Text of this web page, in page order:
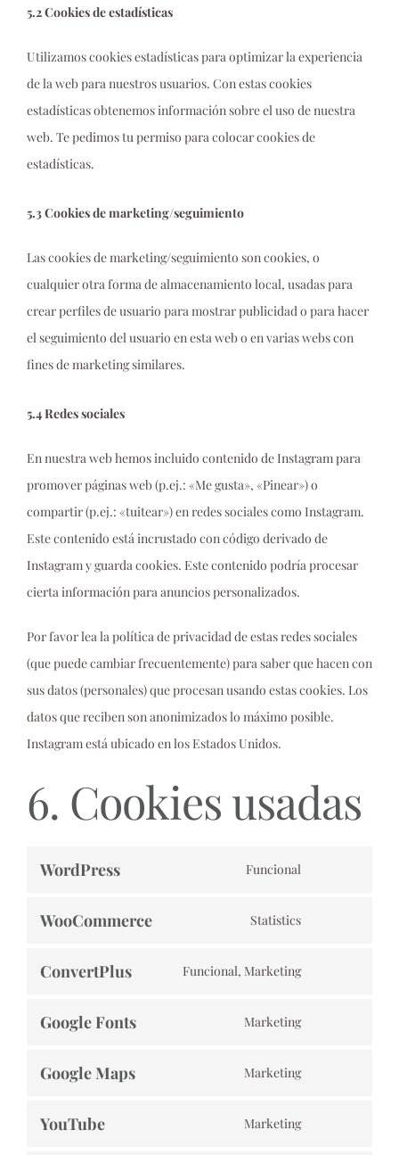
5.2 Cookies de estadísticas
Utilizamos cookies estadísticas para optimizar la experiencia
de la web para nuestros usuarios. Con estas cookies
estadísticas obtenemos información sobre el uso de nuestra
web. Te pedimos tu permiso para colocar cookies de
estadísticas.
5.3 Cookies de marketing/seguimiento
Las cookies de marketing/seguimiento son cookies, o
cualquier otra forma de almacenamiento local, usadas para
crear perfiles de usuario para mostrar publicidad o para hacer
el seguimiento del usuario en esta web o en varias webs con
fines de marketing similares.
5.4 Redes sociales
En nuestra web hemos incluido contenido de Instagram para
promover páginas web (p.ej.: «Me gusta», «Pinear») o
compartir (p.ej.: «tuitear») en redes sociales como Instagram.
Este contenido está incrustado con código derivado de
Instagram y guarda cookies. Este contenido podría procesar
cierta información para anuncios personalizados.
Por favor lea la política de privacidad de estas redes sociales
(que puede cambiar frecuentemente) para saber que hacen con
sus datos (personales) que procesan usando estas cookies. Los
datos que reciben son anonimizados lo máximo posible.
Instagram está ubicado en los Estados Unidos.
6. Cookies usadas
WordPress Funcional
WooCommerce Statistics
ConvertPlus Funcional, Marketing
Google Fonts Marketing
Google Maps Marketing
YouTube Marketing